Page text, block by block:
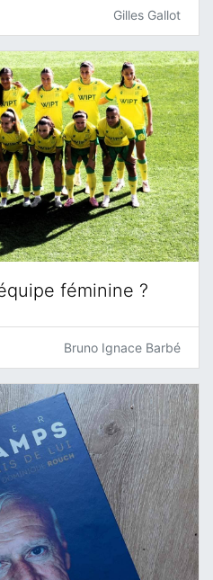
Gilles Gallot
féminine ?
Bruno Ignace Barbé